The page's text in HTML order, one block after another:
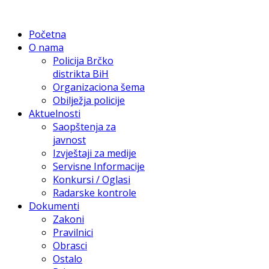
Početna
O nama
Policija Brčko
distrikta BiH
Organizaciona šema
Obilježja policije
Aktuelnosti
Saopštenja za
javnost
Izvještaji za medije
Servisne Informacije
Konkursi / Oglasi
Radarske kontrole
Dokumenti
Zakoni
Pravilnici
Obrasci
Ostalo